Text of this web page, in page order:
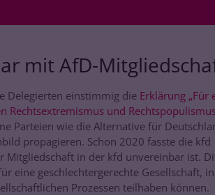
mit AfD-
Delegierten einstimmig die Erklärung „Für
Rechtsextremismus und
Parteien wie die Alternative für
propagieren. Schon 2020 fasste die kfd
Mitgliedschaft in der kfd unvereinbar ist.
eine geschlechtergerechte Gesellschaft,
Prozessen teilhaben können.